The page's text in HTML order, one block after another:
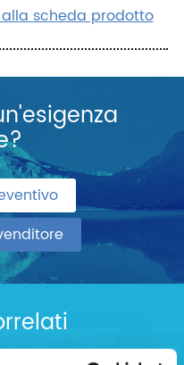
scheda prodotto